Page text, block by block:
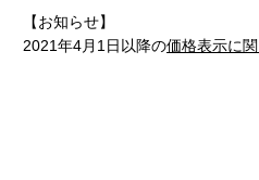
【お知らせ】
2021年4月1日以降の価格表示に